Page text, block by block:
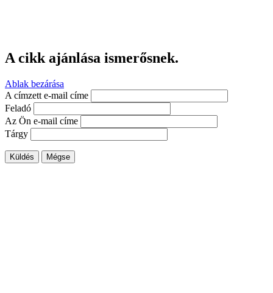
A cikk ajánlása ismerősnek.
Ablak bezárása
A címzett e-mail címe
Feladó
Az Ön e-mail címe
Tárgy
Küldés Mégse